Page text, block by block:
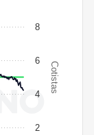
Cotistas
2
4
6
8